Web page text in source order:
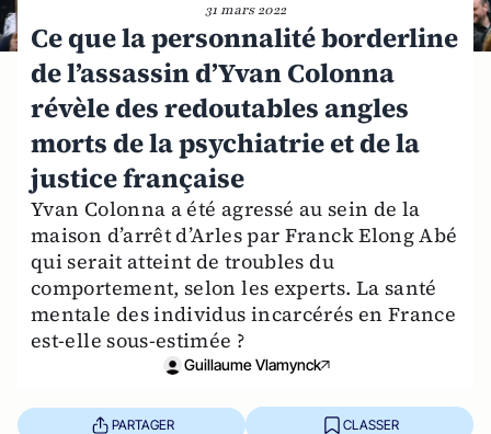
31 mars 2022
Ce que la personnalité borderline
de l’assassin d’Yvan Colonna
révèle des redoutables angles
morts de la psychiatrie et de la
justice française
Yvan Colonna a été agressé au sein de la
maison d’arrêt d’Arles par Franck Elong Abé
qui serait atteint de troubles du
comportement, selon les experts. La santé
mentale des individus incarcérés en France
est-elle sous-estimée ?
Guillaume Vlamynck
PARTAGER CLASSER